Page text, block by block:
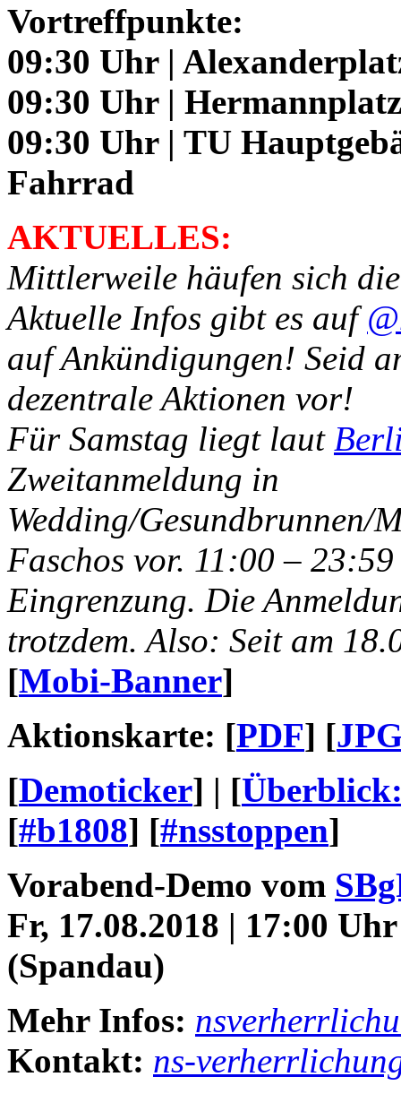
Vortreffpunkte:
09:30 Uhr |
09:30 Uhr |
09:30 Uhr | TU
Fahrrad
AKTUELLES:
Mittlerweile häufen sich
Aktuelle Infos gibt es auf
auf Ankündigungen! Seid
dezentrale Aktionen vor!
Für Samstag liegt laut
Zweitanmeldung in
Wedding/Gesundbrunnen/
Faschos vor. 11:00 –
Eingrenzung. Die
trotzdem.Also: Seit am
[Mobi-Banner]
Aktionskarte: [PDF] [
[Demoticker] | [
[#b1808] [#nsstoppen]
Vorabend-Demo vom
Fr, 17.08.2018 | 17:00
(Spandau)
Mehr Infos:
Kontakt: ns-